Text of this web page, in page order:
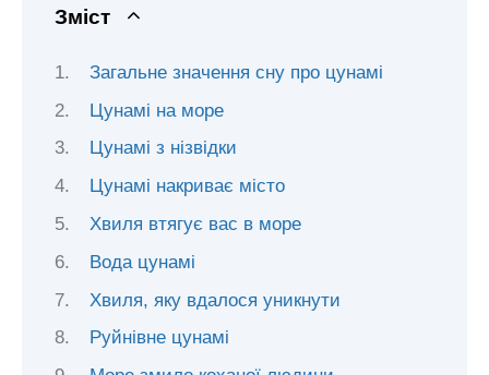
Зміст
Загальне значення сну про цунамі
Цунамі на море
Цунамі з нізвідки
Цунамі накриває місто
Хвиля втягує вас в море
Вода цунамі
Хвиля, яку вдалося уникнути
Руйнівне цунамі